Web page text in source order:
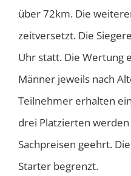
über 72km. Die
zeitversetzt. Die
Uhr statt. Die Wertung
Männer jeweils nach
Teilnehmer erhalten
drei Platzierten
Sachpreisen geehrt.
Starter begrenzt.